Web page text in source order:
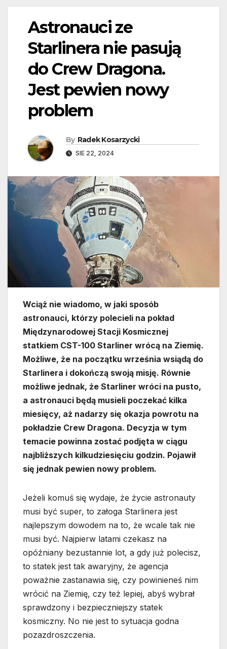
Astronauci ze
Starlinera nie pasują
do Crew Dragona.
Jest pewien nowy
problem
By Radek Kosarzycki
SIE 22, 2024
Wciąż nie wiadomo, w jaki sposób
astronauci, którzy polecieli na pokład
Międzynarodowej Stacji Kosmicznej
statkiem CST-100 Starliner wrócą na Ziemię.
Możliwe, że na początku września wsiądą do
Starlinera i dokończą swoją misję. Równie
możliwe jednak, że Starliner wróci na pusto,
a astronauci będą musieli poczekać kilka
miesięcy, aż nadarzy się okazja powrotu na
pokładzie Crew Dragona. Decyzja w tym
temacie powinna zostać podjęta w ciągu
najbliższych kilkudziesięciu godzin. Pojawił
się jednak pewien nowy problem.
Jeżeli komuś się wydaje, że życie astronauty
musi być super, to załoga Starlinera jest
najlepszym dowodem na to, że wcale tak nie
musi być. Najpierw latami czekasz na
opóźniany bezustannie lot, a gdy już polecisz,
to statek jest tak awaryjny, że agencja
poważnie zastanawia się, czy powinieneś nim
wrócić na Ziemię, czy też lepiej, abyś wybrał
sprawdzony i bezpieczniejszy statek
kosmiczny. No nie jest to sytuacja godna
pozazdroszczenia.